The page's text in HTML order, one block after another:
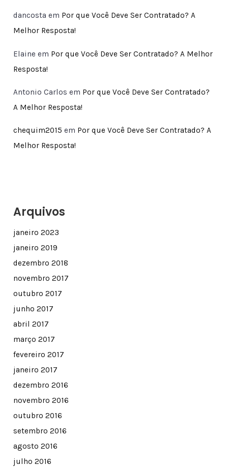
dancosta em Por que Você Deve Ser Contratado? A
Melhor Resposta!
Elaine em Por que Você Deve Ser Contratado? A Melhor
Resposta!
Antonio Carlos em Por que Você Deve Ser Contratado?
A Melhor Resposta!
chequim2015 em Por que Você Deve Ser Contratado? A
Melhor Resposta!
Arquivos
janeiro 2023
janeiro 2019
dezembro 2018
novembro 2017
outubro 2017
junho 2017
abril 2017
março 2017
fevereiro 2017
janeiro 2017
dezembro 2016
novembro 2016
outubro 2016
setembro 2016
agosto 2016
julho 2016